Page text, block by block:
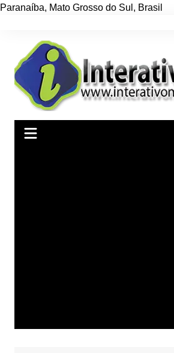
Paranaíba, Mato Grosso do Sul , Brasil
conteúdo